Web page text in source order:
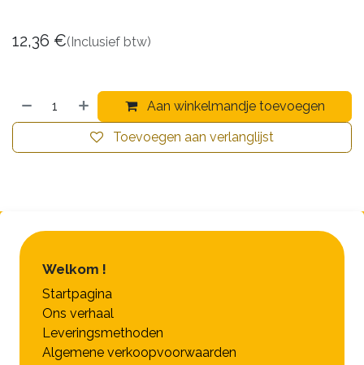
12,36 €(Inclusief btw)
Aan winkelmandje toevoegen
Toevoegen aan verlanglijst
Welkom !
Startpagina
Ons verhaal
Leveringsmethoden
Algemene verkoopvoorwaarden